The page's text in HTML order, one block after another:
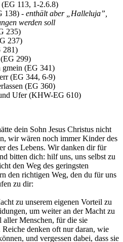
113, 1-2.6.8)
138) - enthält aber „Halleluja”,
werden soll
235)
237)
281)
299)
gmein (EG 341)
(EG 344, 6-9)
(EG 360)
Ufer (KHW-EG 610)
dein Sohn Jesus Christus nicht
wir wären noch immer Kinder des
des Lebens. Wir danken dir für
bitten dich: hilf uns, uns selbst zu
den Weg des geringsten
den richtigen Weg, den du für uns
zu dir:
zu unserem eigenen Vorteil zu
um weiter an der Macht zu
Menschen, für die sie
denken oft nur daran, wie
und vergessen dabei, dass sie